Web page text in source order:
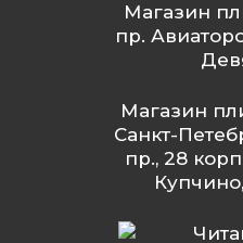
Магазин
пр.
Магазин
Санкт-
пр., 28